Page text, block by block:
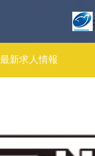
最新求人情報